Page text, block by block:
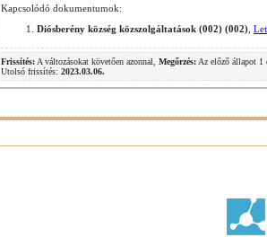
Kapcsolódó dokumentumok:
Diósberény község közszolgáltatások (002) (002)
Frissítés: A változásokat követően azonnal, Megőrzés: Az előző állapot 1
Utolsó frissítés: 2023.03.06.